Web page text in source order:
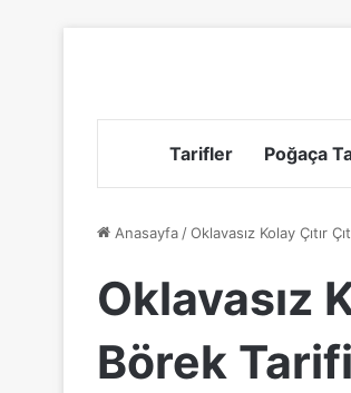
Tarifler Poğaça
Anasayfa /Oklavasız Kolay Çıtır
Oklavasız
Börek Tarifi